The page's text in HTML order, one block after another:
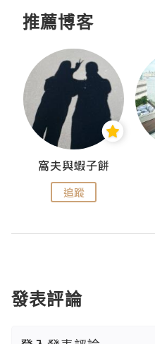
推薦博客
窩夫與蝦子餅
追蹤
發表評論